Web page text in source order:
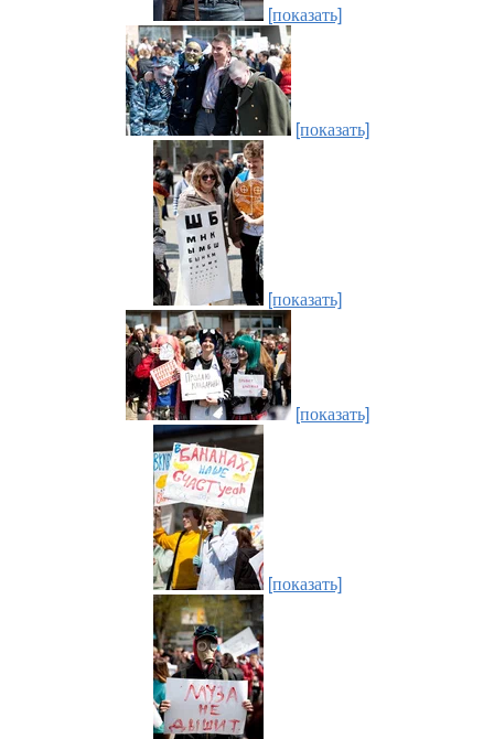
[показать]
[показать]
[показать]
[показать]
[показать]